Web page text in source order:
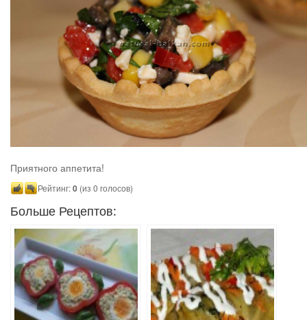
Приятного аппетита!
Рейтинг:0 (из 0 голосов)
Больше Рецептов: